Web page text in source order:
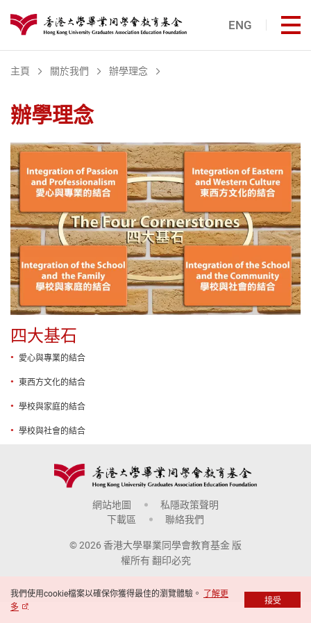
港大同學會教育基金
ENG 打
主頁 關於我們 辦學理念
辦學理念
四大基石
愛心與專業的結合
東西方文化的結合
學校與家庭的結合
學校與社會的結合
網站地圖
私隱政策聲明
下載區
聯絡我們
© 2026 香港大學畢業同學會教育基金 版
權所有 翻印必究
我們使用cookie檔案以確保你獲得最佳的瀏覽體驗。 了解更
多
接受